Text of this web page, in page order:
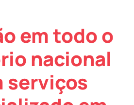
em todo o
nacional
serviços